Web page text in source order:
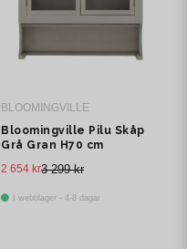
BLOOMINGVILLE
Bloomingville Pilu Skåp
Grå Gran H70 cm
3 299 kr
2 654 kr
I webblager - 4-8 dagar